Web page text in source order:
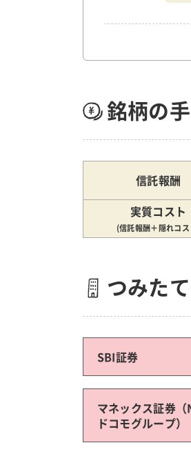
銘柄の
信託報酬
実質コスト
(信託報酬＋隠れコ
つみた
SBI証券
マネックス証券（
ドコモグループ）